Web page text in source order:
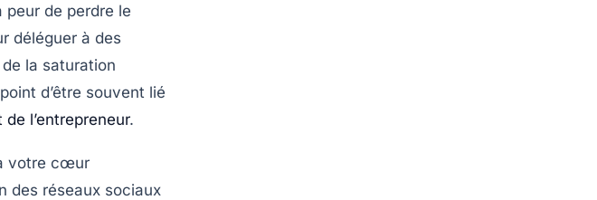
de perdre le
déléguer à des
la saturation
d’être souvent lié
l’entrepreneur.
votre cœur
des réseaux sociaux